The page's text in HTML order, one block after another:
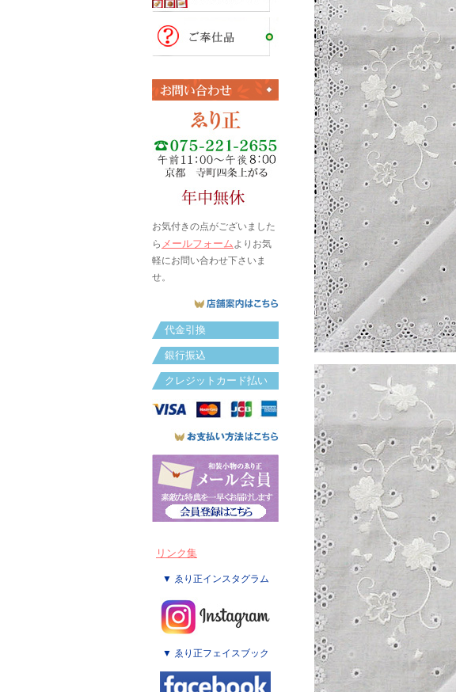
お気付きの点がございました
ら メールフォームよりお気
軽にお問い合わせ下さいま
せ。
代金引換
銀行振込
クレジットカード払い
リンク集
▼ ゑり正インスタグラム
▼ ゑり正フェイスブック